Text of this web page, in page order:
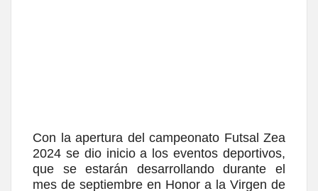
Con la apertura del campeonato Futsal Zea
2024 se dio inicio a los eventos deportivos,
que se estarán desarrollando durante el
mes de septiembre en Honor a la Virgen de